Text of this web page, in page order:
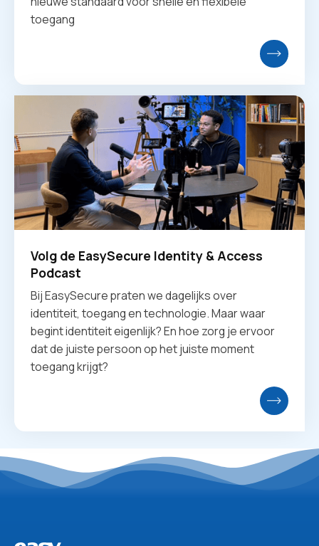
toegang
Volg de EasySecure Identity & Access
Podcast
Bij EasySecure praten we dagelijks over
identiteit, toegang en technologie. Maar waar
begint identiteit eigenlijk? En hoe zorg je ervoor
dat de juiste persoon op het juiste moment
toegang krijgt?